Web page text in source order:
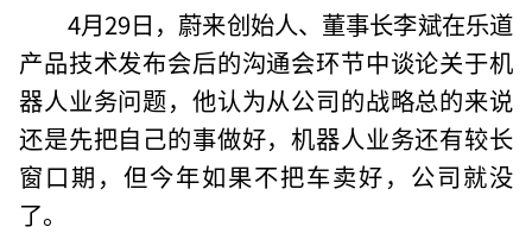
4月29日，蔚来创始人、董事长李斌在乐道
产品技术发布会后的沟通会环节中谈论关于机
器人业务问题，他认为从公司的战略总的来说
还是先把自己的事做好，机器人业务还有较长
窗口期，但今年如果不把车卖好，公司就没
了。